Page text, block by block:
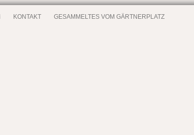
KONTAKT GESAMMELTES VOM GÄRTNERPLATZ